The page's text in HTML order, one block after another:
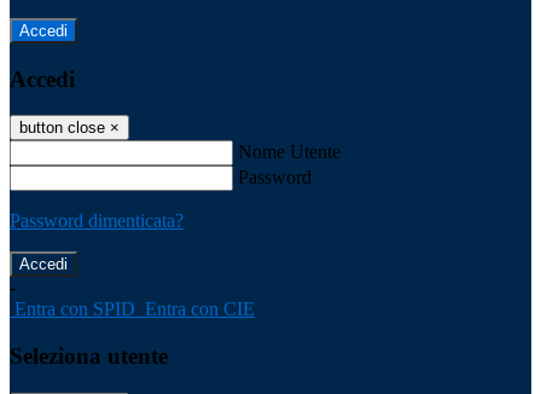
Accedi
Accedi
button close ×
Nome Utente
Password
Password dimenticata?
-
Entra con SPID Entra con CIE
Seleziona utente